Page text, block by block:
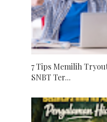
7 Tips Memilih
SNBT Ter...